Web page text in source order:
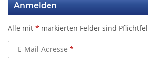
Anmelden
Alle mit * markierten Felder sind
E-Mail-Adresse